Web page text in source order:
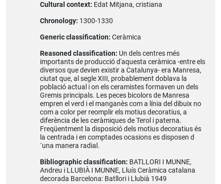
Cultural context: Edat Mitjana, cristiana
Chronology: 1300-1330
Generic classification: Ceràmica
Reasoned classification: Un dels centres més
importants de producció d'aquesta ceràmica -entre els
diversos que devien existir a Catalunya- era Manresa,
ciutat que, al segle XIII, probablement doblava la
població actual i on els ceramistes formaven un dels
Gremis principals. Les peces bicolors de Manresa
empren el verd i el manganès com a línia del dibuix no
com a color per reomplir els motius decoratius, a
diferència de les ceràmiques de Terol i paterna.
Freqüentment la disposició dels motius decoratius és
la centrada i en comptades ocasions es disposen d
´una manera radial.
Bibliographic classification: BATLLORI I MUNNE,
Andreu i LLUBIÀ I MUNNE, Lluís Ceràmica catalana
decorada Barcelona: Batllori i Llubià 1949